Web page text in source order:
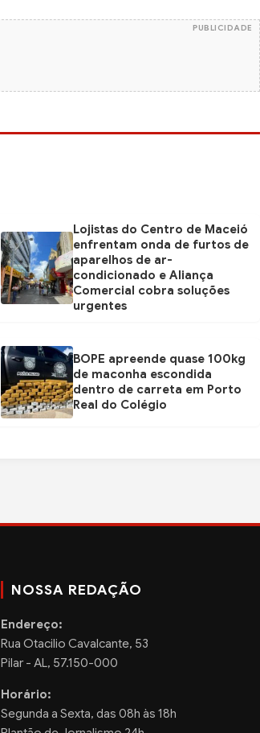
PUBLICIDADE
Lojistas do Centro de Maceió
enfrentam onda de furtos de
aparelhos de ar-
condicionado e Aliança
Comercial cobra soluções
urgentes
BOPE apreende quase 100kg
de maconha escondida
dentro de carreta em Porto
Real do Colégio
NOSSA REDAÇÃO
Endereço:
Rua Otacilio Cavalcante, 53
Pilar - AL, 57.150-000
Horário:
Segunda a Sexta, das 08h às 18h